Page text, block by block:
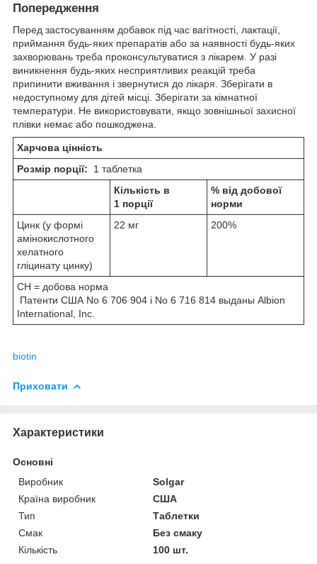
Попередження
Перед застосуванням добавок під час вагітності, лактації,
приймання будь-яких препаратів або за наявності будь-яких
захворювань треба проконсультуватися з лікарем. У разі
виникнення будь-яких несприятливих реакцій треба
припинити вживання і звернутися до лікаря. Зберігати в
недоступному для дітей місці. Зберігати за кімнатної
температури. Не використовувати, якщо зовнішньої захисної
плівки немає або пошкоджена.
Харчова цінність
Розмір порції:
1 таблетка
Кількість в
1 порції
% від добової
норми
Цинк (у формі
амінокислотного
хелатного
гліцинату цинку)
22 мг 200%
СН = добова норма
Патенти США No 6 706 904 і No 6 716 814 выданы Albion
International, Inc.
biotin
Приховати
Характеристики
Основні
Виробник
Solgar
Країна виробник
США
Тип
Таблетки
Смак
Без смаку
Кількість
100 шт.